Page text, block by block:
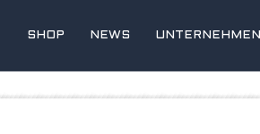
SHOP NEWS UNTERNEHMEN